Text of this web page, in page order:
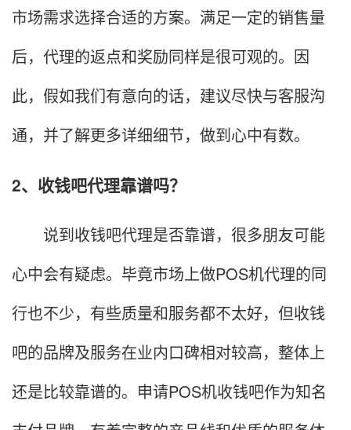
市场需求选择合适的方案。满足一定的销售量
后，代理的返点和奖励同样是很可观的。因
此，假如我们有意向的话，建议尽快与客服沟
通，并了解更多详细细节，做到心中有数。
2、收钱吧代理靠谱吗？
说到收钱吧代理是否靠谱，很多朋友可能
心中会有疑虑。毕竟市场上做POS机代理的同
行也不少，有些质量和服务都不太好，但收钱
吧的品牌及服务在业内口碑相对较高，整体上
还是比较靠谱的。申请POS机收钱吧作为知名